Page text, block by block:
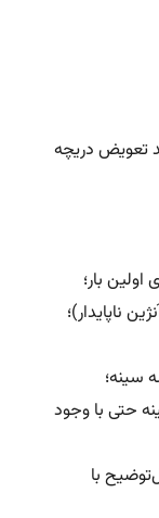
تعویض دریچه
بار؛
ناپایدار)؛
سینه؛
حتی با وجود
با